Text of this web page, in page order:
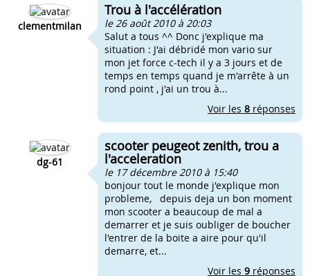
clementmilan
Trou à l'accélération
le 26 août 2010 à 20:03
Salut a tous ^^ Donc j'explique ma
situation : J'ai débridé mon vario sur
mon jet force c-tech il y a 3 jours et de
temps en temps quand je m'arrête à un
rond point , j'ai un trou à...
Voir les 8 réponses
dg-61
scooter peugeot zenith, trou a
l'acceleration
le 17 décembre 2010 à 15:40
bonjour tout le monde j'explique mon
probleme, depuis deja un bon moment
mon scooter a beaucoup de mal a
demarrer et je suis oubliger de boucher
l'entrer de la boite a aire pour qu'il
demarre, et...
Voir les 9 réponses